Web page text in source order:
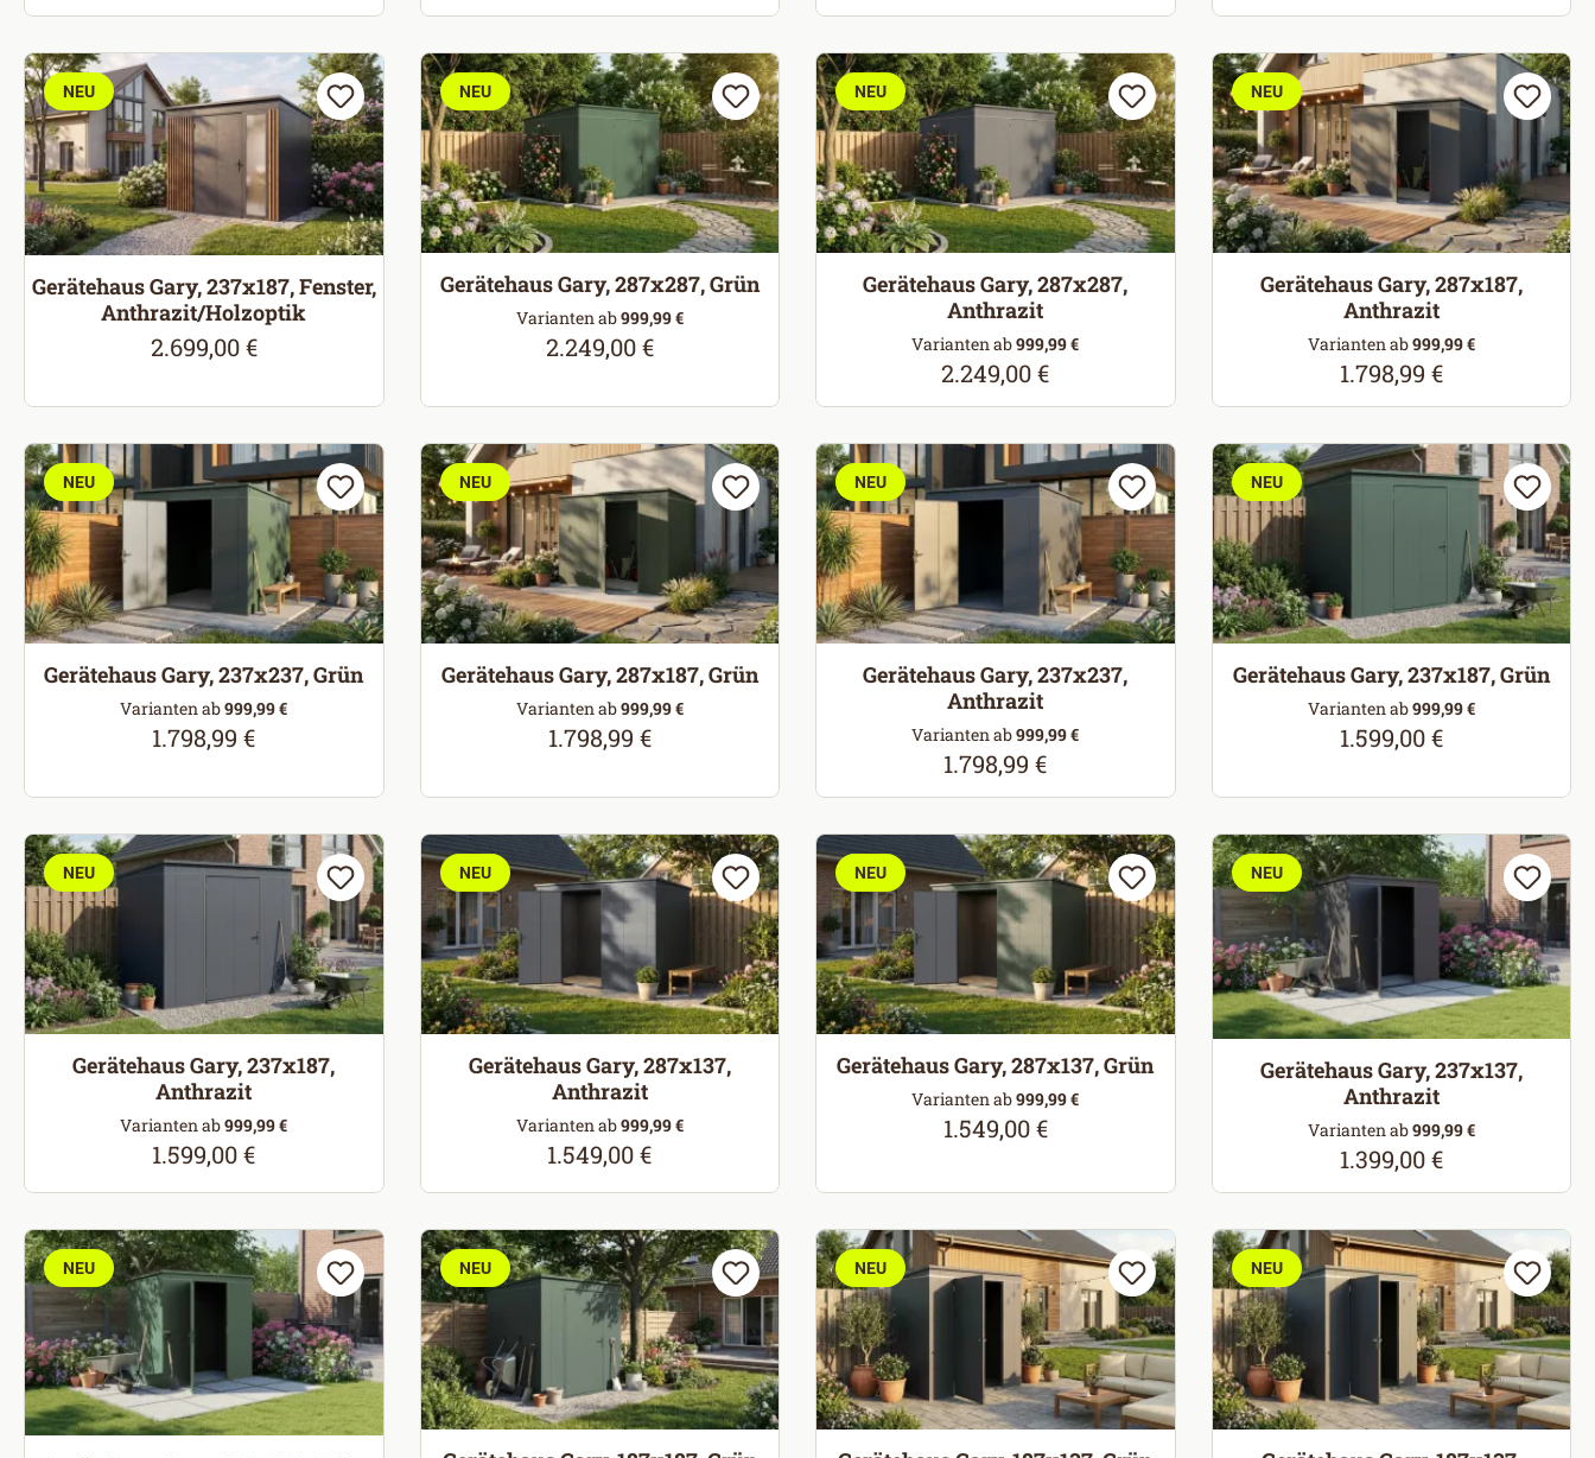
NEU
Gerätehaus Gary, 237x187, Fenster,
Anthrazit/Holzoptik
Regulärer Preis:
2.699,00 €
NEU
Gerätehaus Gary, 287x287, Grün
Varianten ab999,99 €
Regulärer Preis:
2.249,00 €
NEU
Gerätehaus Gary, 287x287,
Anthrazit
Varianten ab999,99 €
Regulärer Preis:
2.249,00 €
NEU
Gerätehaus Gary, 287x187,
Anthrazit
Varianten ab999,99 €
Regulärer Preis:
1.798,99 €
NEU
Gerätehaus Gary, 237x237, Grün
Varianten ab999,99 €
Regulärer Preis:
1.798,99 €
NEU
Gerätehaus Gary, 287x187, Grün
Varianten ab999,99 €
Regulärer Preis:
1.798,99 €
NEU
Gerätehaus Gary, 237x237,
Anthrazit
Varianten ab999,99 €
Regulärer Preis:
1.798,99 €
NEU
Gerätehaus Gary, 237x187, Grün
Varianten ab999,99 €
Regulärer Preis:
1.599,00 €
NEU
Gerätehaus Gary, 237x187,
Anthrazit
Varianten ab999,99 €
Regulärer Preis:
1.599,00 €
NEU
Gerätehaus Gary, 287x137,
Anthrazit
Varianten ab999,99 €
Regulärer Preis:
1.549,00 €
NEU
Gerätehaus Gary, 287x137, Grün
Varianten ab999,99 €
Regulärer Preis:
1.549,00 €
NEU
Gerätehaus Gary, 237x137,
Anthrazit
Varianten ab999,99 €
Regulärer Preis:
1.399,00 €
NEU NEU NEU NEU